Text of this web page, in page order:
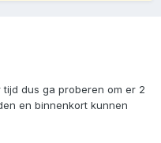
dus ga proberen om er 2
en binnenkort kunnen